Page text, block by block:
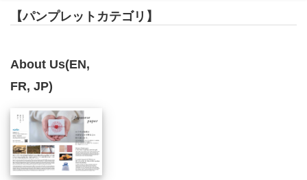
【パンプレットカテゴリ】
About Us(EN,
FR, JP)